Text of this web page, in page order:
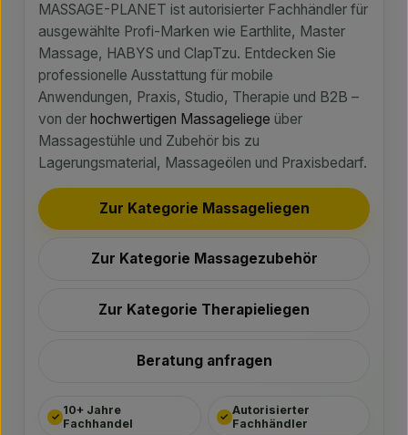
MASSAGE-PLANET ist autorisierter Fachhändler für
ausgewählte Profi-Marken wie Earthlite, Master
Massage, HABYS und ClapTzu. Entdecken Sie
professionelle Ausstattung für mobile
Anwendungen, Praxis, Studio, Therapie und B2B –
von der hochwertigen Massageliege über
Massagestühle und Zubehör bis zu
Lagerungsmaterial, Massageölen und Praxisbedarf.
Zur Kategorie Massageliegen
Zur Kategorie Massagezubehör
Zur Kategorie Therapieliegen
Beratung anfragen
✓ 10+ Jahre
Fachhandel
✓ Autorisierter
Fachhändler